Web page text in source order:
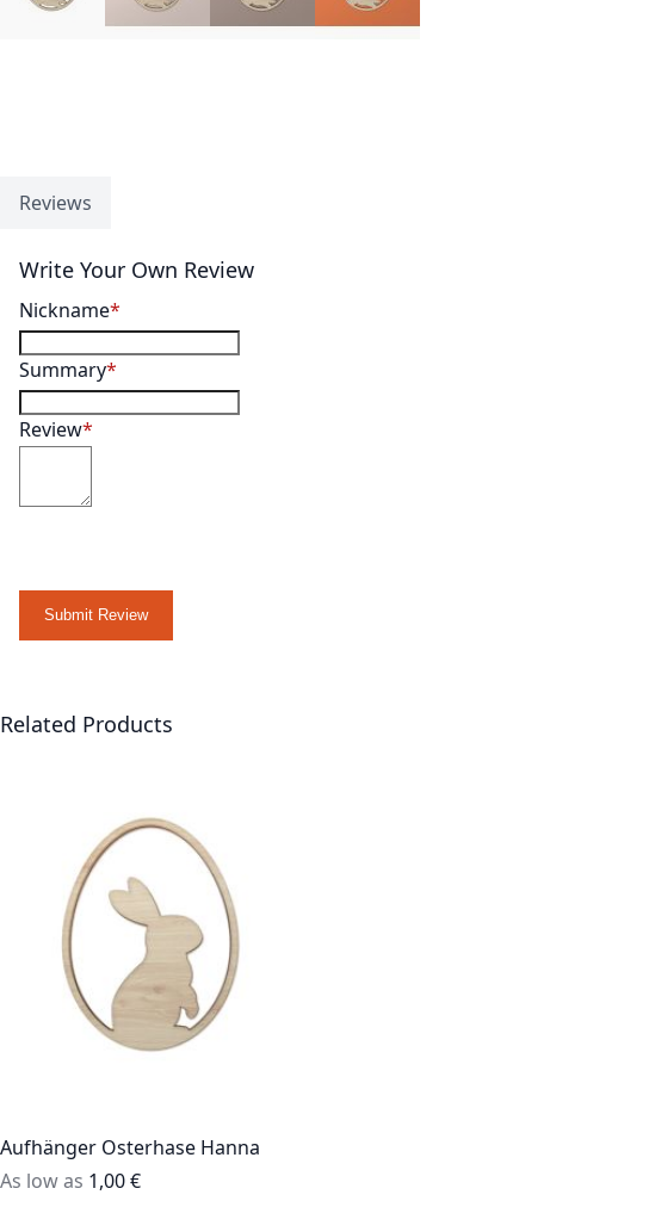
Reviews
Write Your Own Review
Nickname
Summary
Review
Submit Review
Related Products
Aufhänger Osterhase Hanna
As low as 1,00 €